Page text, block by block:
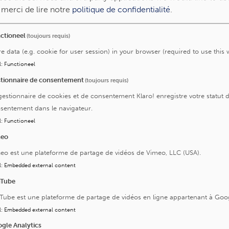
dont le taux augmente anormalement chez les
: le myo-inositol. L’étude montre que pour entrer dans les
du coeur, cette molécule utilise une "porte" spécifique : le
SMIT1. Quand le myo-inositol s’accumule dans les
il force le coeur à s’épaissir (hypertrophie) et à durcir
Le muscle devient alors trop rigide pour bien se relâcher
battements.
coeur
Research
à démontrer que la neutralisation de SMIT1
ce transporteur ressemble à d'autres molécules déjà
Cette avancée permet d'imaginer, à terme, de
chez les patients pour lesquels il n'existe aujourd'hui
merci de lire notre politique de confidentialité.
(toujours requis)
data (e.g. cookie for user session) in your browser (required to use this
: Functioneel
de consentement(toujours requis)
de cookies et de consentement Klaro! enregistre votre statut
dans le navigateur.
: Functioneel
est une plateforme de partage de vidéos de Vimeo, LLC (USA).
: Embedded external content
est une plateforme de partage de vidéos en ligne appartenant à
: Embedded external content
Analytics